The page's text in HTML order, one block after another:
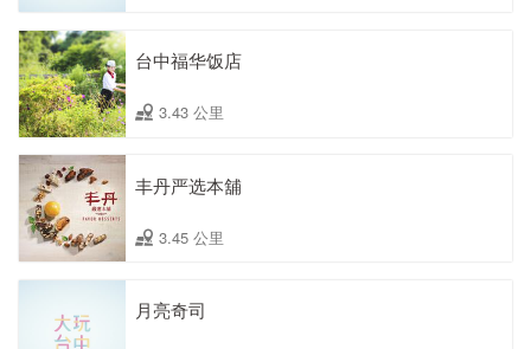
台中福华饭店
3.43 公里
丰丹严选本舖
3.45 公里
月亮奇司